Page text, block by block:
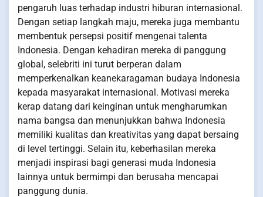
pengaruh luas terhadap industri hiburan internasional.
Dengan setiap langkah maju, mereka juga membantu
membentuk persepsi positif mengenai talenta
Indonesia. Dengan kehadiran mereka di panggung
global, selebriti ini turut berperan dalam
memperkenalkan keanekaragaman budaya Indonesia
kepada masyarakat internasional. Motivasi mereka
kerap datang dari keinginan untuk mengharumkan
nama bangsa dan menunjukkan bahwa Indonesia
memiliki kualitas dan kreativitas yang dapat bersaing
di level tertinggi. Selain itu, keberhasilan mereka
menjadi inspirasi bagi generasi muda Indonesia
lainnya untuk bermimpi dan berusaha mencapai
panggung dunia.